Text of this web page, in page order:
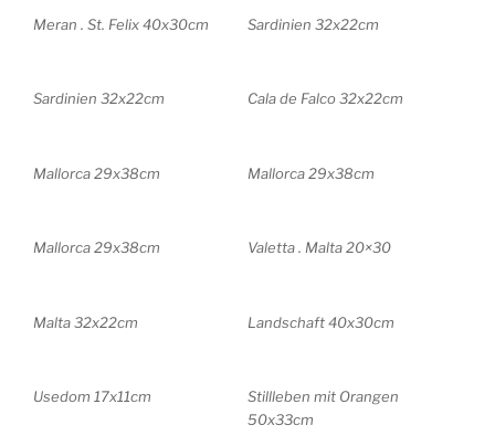
Meran . St. Felix 40x30cm Sardinien 32x22cm
Sardinien 32x22cm Cala de Falco 32x22cm
Mallorca 29x38cm Mallorca 29x38cm
Mallorca 29x38cm Valetta . Malta 20×30
Malta 32x22cm Landschaft 40x30cm
Usedom 17x11cm
Stillleben mit Orangen
50x33cm